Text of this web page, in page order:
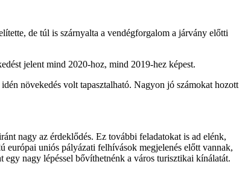
de túl is szárnyalta a vendégforgalom a járvány előtti
jelent mind 2020-hoz, mind 2019-hez képest.
növekedés volt tapasztalható. Nagyon jó számokat hozott
nagy az érdeklődés. Ez további feladatokat is ad elénk,
uniós pályázati felhívások megjelenés előtt vannak,
nagy lépéssel bővíthetnénk a város turisztikai kínálatát.